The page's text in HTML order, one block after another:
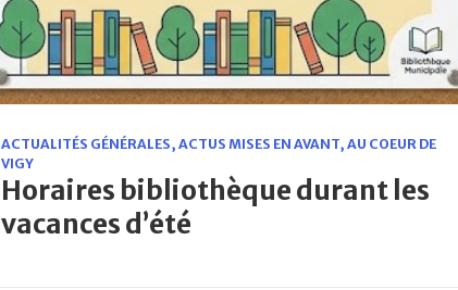
ACTUALITÉS GÉNÉRALES, ACTUS MISES EN AVANT, AU COEUR DE
VIGY
Horaires bibliothèque durant les
vacances d’été